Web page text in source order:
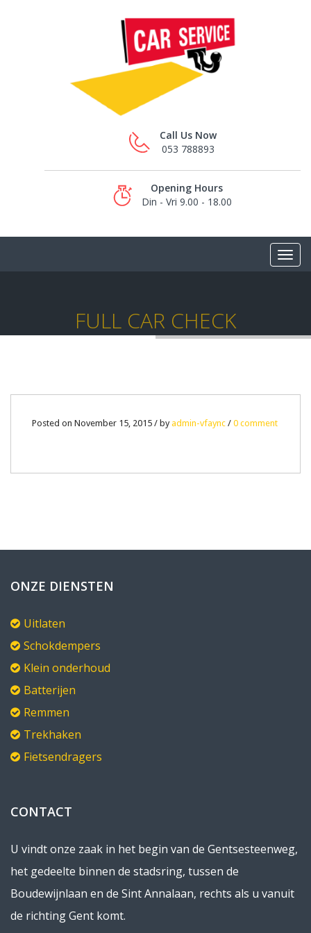
Call Us Now
053 788893
Opening Hours
Din - Vri 9.00 - 18.00
FULL CAR CHECK
15
Posted on November 15, 2015 / byadmin-vfaync / 0 comment
ONZE DIENSTEN
Uitlaten
Schokdempers
Klein onderhoud
Batterijen
Remmen
Trekhaken
Fietsendragers
CONTACT
U vindt onze zaak in het begin van de Gentsesteenweg,
het gedeelte binnen de stadsring, tussen de
Boudewijnlaan en de Sint Annalaan, rechts als u vanuit
de richting Gent komt.